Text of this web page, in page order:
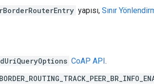
yapısı, Sınır
CoAP API.